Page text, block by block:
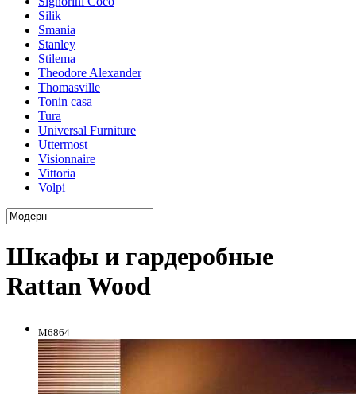
Silik
Smania
Stanley
Stilema
Theodore Alexander
Thomasville
Tonin casa
Tura
Universal Furniture
Uttermost
Visionnaire
Vittoria
Volpi
Шкафы и гардеробные
Rattan Wood
M6864